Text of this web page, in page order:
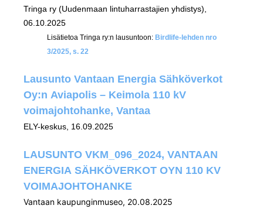
Tringa ry (Uudenmaan lintuharrastajien yhdistys),
06.10.2025
Lisätietoa Tringa ry:n lausuntoon: Birdlife-lehden nro
3/2025, s. 22
Lausunto Vantaan Energia Sähköverkot
Oy:n Aviapolis – Keimola 110 kV
voimajohtohanke, Vantaa
ELY-keskus, 16.09.2025
LAUSUNTO VKM_096_2024, VANTAAN
ENERGIA SÄHKÖVERKOT OYN 110 KV
VOIMAJOHTOHANKE
Vantaan kaupunginmuseo, 20.08.2025